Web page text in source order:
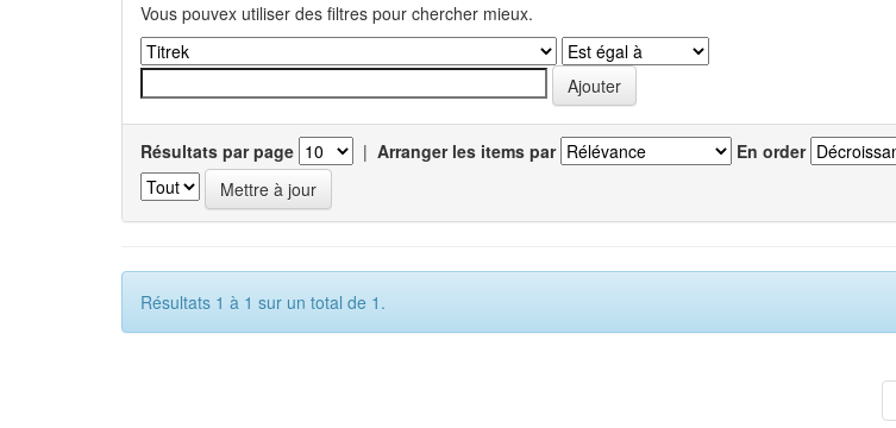
Vous pouvex utiliser des filtres pour chercher mieux.
Résultats par page | Arranger les items par En order
Résultats 1 à 1 sur un total de 1.